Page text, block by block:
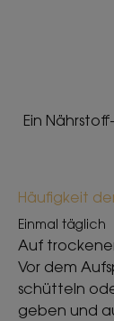
Ein
Häufigkeit
Einmal täglich
Auf
Vor dem
schütteln
geben und